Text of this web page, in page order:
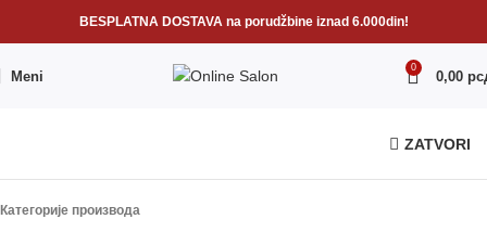
BESPLATNA DOSTAVA na porudžbine iznad 6.000din!
Meni
0
0,00
ZATVORI
Категорије производа